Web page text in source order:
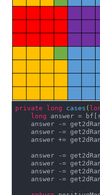
private long cases (
long
answer -=
answer -=
answer +=
answer -=
answer -=
answer -=
answer -=